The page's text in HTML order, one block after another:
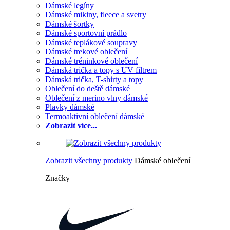
Dámské legíny
Dámské mikiny, fleece a svetry
Dámské šortky
Dámské sportovní prádlo
Dámské teplákové soupravy
Dámské trekové oblečení
Dámské tréninkové oblečení
Dámská trička a topy s UV filtrem
Dámská trička, T-shirty a topy
Oblečení do deště dámské
Oblečení z merino vlny dámské
Plavky dámské
Termoaktivní oblečení dámské
Zobrazit více...
Zobrazit všechny produkty Dámské oblečení
Značky